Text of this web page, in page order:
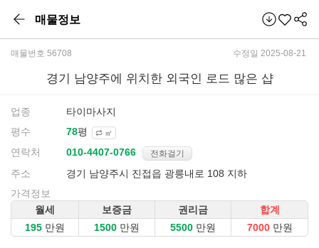
매물정보
매물번호 56708 수정일 2025-08-21
경기 남양주에 위치한 외국인 로드 많은 샵
업종
타이마사지
평수
평 ㎡
연락처 전화걸기
주소
경기 남양주시 진접읍 광릉내로 108 지하
가격정보
월세
보증금 권리금
합계
만원
만원 만원 만원